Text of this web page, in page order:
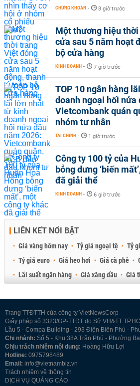
CHỨNG KHOÁN - 8 giờ trước
Một thương hiệu
cửa sau 5 năm hoạt
bộ cửa hàng
KINH DOANH - 7 giờ trước
TOP 10 ngân hàng
doanh ngoại hối nửa
Vietcombank quán
nhóm tư nhân
TÀI CHÍNH - 1 giờ trước
Công ty 100 tỷ của
bỗng dưng ‘biến
đã giải thể
KINH DOANH - 6 giờ trước
LIÊN KẾT NỔI BẬT
Giá vàng hôm nay Tỷ giá ngoại tệ Tỷ
Tỷ giá euro
Giá heo hơi Giá cà phê
Lãi suất ngân hàng
Giá xăng dầu
Giá
Trang TTĐTTH của công ty VietNewsCorp
Giấy phép số 3323/GP-TTĐT do Sở VH&TT
Lầu 5 - Compa Building - 293 Điện Biên Phủ -
Chi nhánh: Số 5 - Khu 38A Trần Phú - Phường
Chịu trách nhiệm nội dung: Hoàng Hữu Lợi
Hotline: 0975798489
Email: info@vietnambiz.vn
Trách nhiệm về thông tin
DỊCH VỤ QUẢNG CÁO